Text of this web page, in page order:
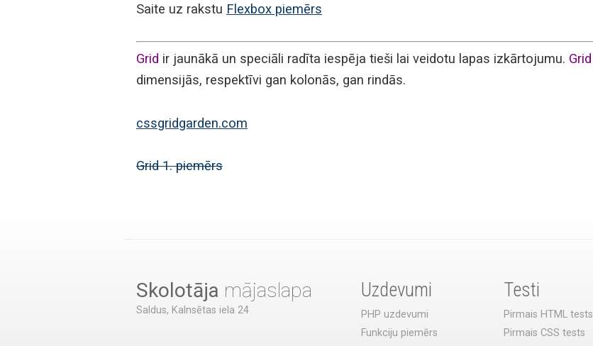
Saite uz rakstu Flexbox piemērs
Grid ir jaunākā un speciāli radīta iespēja tieši lai veidotu lapas izkārtojumu. Grid
dimensijās, respektīvi gan kolonās, gan rindās.
cssgridgarden.com
Grid 1. piemērs
Skolotāja mājaslapa
Saldus, Kalnsētas iela 24
Uzdevumi
PHP uzdevumi
Funkciju piemērs
Testi
Pirmais HTML tests
Pirmais CSS tests